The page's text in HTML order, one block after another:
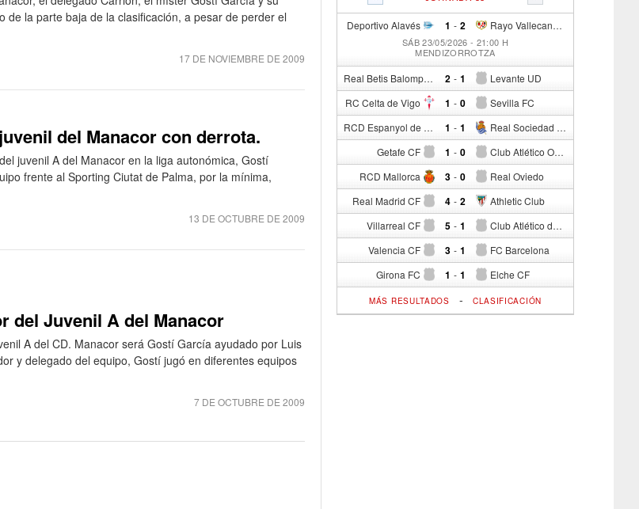
la parte baja de la clasificación, a pesar de perder el
17 DE NOVIEMBRE DE 2009
del Manacor con derrota.
juvenil A del Manacor en la liga autonómica, Gostí
frente al Sporting Ciutat de Palma, por la mínima,
13 DE OCTUBRE DE 2009
del Juvenil A del Manacor
A del CD. Manacor será Gostí García ayudado por Luis
y delegado del equipo, Gostí jugó en diferentes equipos
7 DE OCTUBRE DE 2009
Deportivo Alavés 1 - Rayo Vallecano de Madrid
2
SÁB 23/05/2026 - 21:00 H
MENDIZORROTZA
Real Betis Balompié 2 - Levante UD
1
RC Celta de Vigo 1 - Sevilla FC
0
RCD Espanyol de Barcelona 1 - Real Sociedad de Fútbol
1
Getafe CF 1 - Club Atlético Osasuna
0
RCD Mallorca 3 - Real Oviedo
0
Real Madrid CF 4 - Athletic Club
2
Villarreal CF 5 - Club Atlético de Madrid
1
Valencia CF 3 - FC Barcelona
1
Girona FC 1 - Elche CF
1
MÁS RESULTADOS - CLASIFICACIÓN